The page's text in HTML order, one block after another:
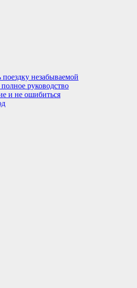
незабываемой
руководство
и не ошибиться